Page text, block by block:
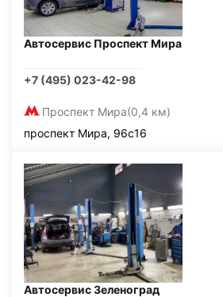
Автосервис Проспект Мира
+7 (495) 023-42-98
Проспект Мира(0,4 км)
проспект Мира, 96с16
Автосервис Зеленоград